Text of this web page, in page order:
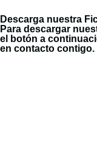
Descarga nuestra
Para descargar
el botón a
en contacto contigo.